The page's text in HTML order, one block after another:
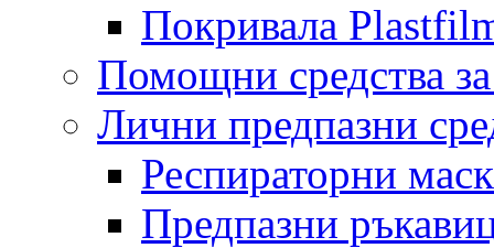
Покривала
Помощни средства
Лични предпазни
Респираторни
Предпазни